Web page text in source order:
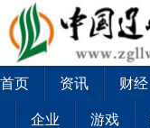
首页 资讯 财经
企业 游戏